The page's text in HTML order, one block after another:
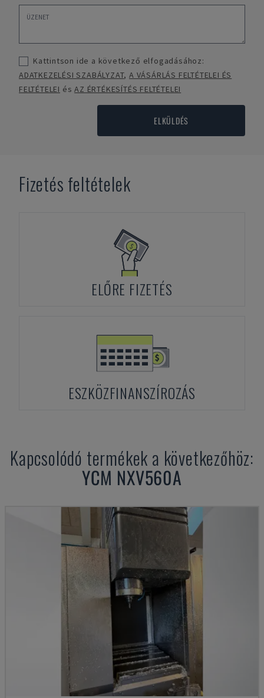
Kattintson ide a következő elfogadásához:
ADATKEZELÉSI SZABÁLYZAT,A VÁSÁRLÁS FELTÉTELEI ÉS
FELTÉTELEI ésAZ ÉRTÉKESÍTÉS FELTÉTELEI
ELKÜLDÉS
Fizetés feltételek
ELŐRE FIZETÉS
ESZKÖZFINANSZÍROZÁS
Kapcsolódó termékek a következőhöz:
YCM NXV560A